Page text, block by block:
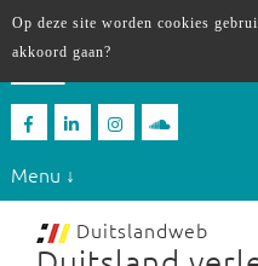
Menu ↓
Duitslandweb
Op deze site worden cookies
akkoord gaan?